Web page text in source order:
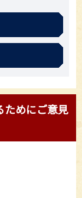
ためにご意見